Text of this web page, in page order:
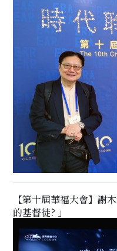
【第十屆華福大會】謝
的基督徒? 」